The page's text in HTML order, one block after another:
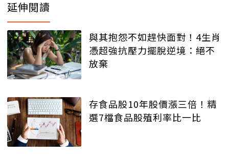
延伸閱讀
與其抱怨不如趕快面對！4生肖
憑超強抗壓力擺脫逆境：絕不
放棄
存食品股10年股價漲三倍！精
選7檔食品股殖利率比一比